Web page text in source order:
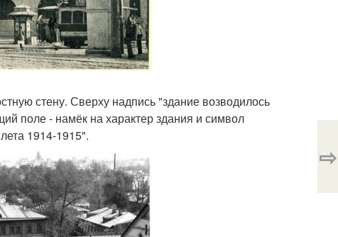
стену. Сверху надпись "здание возводилось
поле - намёк на характер здания и символ
1914-1915".
⇨